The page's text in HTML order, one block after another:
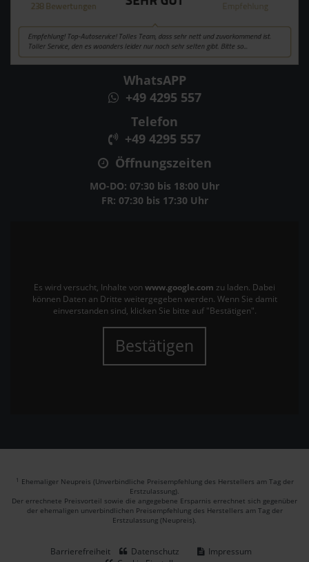
WhatsAPP
+49 4295 557
Telefon
+49 4295 557
Öffnungszeiten
MO-DO: 07:30 bis 18:00 Uhr
FR: 07:30 bis 17:30 Uhr
Es wird versucht, Inhalte von www.google.com zu laden. Dabei
können Daten an Dritte weitergegeben werden. Wenn Sie damit
einverstanden sind, klicken Sie bitte auf "Bestätigen".
Bestätigen
1 Ehemaliger Neupreis (Unverbindliche Preisempfehlung des Herstellers am Tag der
Erstzulassung).
Der errechnete Preisvorteil sowie die angegebene Ersparnis errechnet sich gegenüber
der ehemaligen unverbindlichen Preisempfehlung des Herstellers am Tag der
Erstzulassung (Neupreis).
Barrierefreiheit Datenschutz
Impressum